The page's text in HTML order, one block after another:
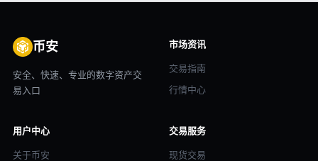
币安
安全、快速、专业的数字资产交
易入口
市场资讯
交易指南
行情中心
用户中心
关于币安
交易服务
现货交易